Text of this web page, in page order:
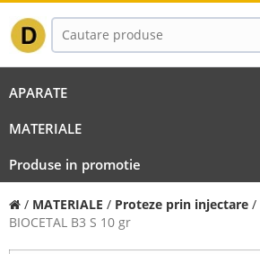
APARATE
MATERIALE
Produse in promotie
/ MATERIALE / Proteze prin injectare /
BIOCETAL B3 S 10 gr